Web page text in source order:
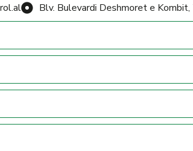
Blv. Bulevardi Deshmoret e